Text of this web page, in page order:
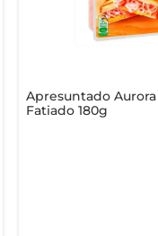
Apresuntado Aurora
Fatiado 180g